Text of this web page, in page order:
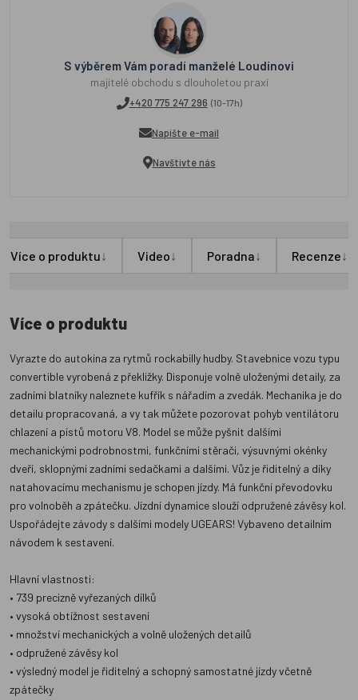
S výběrem Vám poradí manželé Loudínovi
majitelé obchodu s dlouholetou praxí
+420 775 247 296 (10-17h)
Napište e-mail
Navštivte nás
Více o produktu↓ Video↓ Poradna↓ Recenze↓
Více o produktu
Vyrazte do autokina za rytmů rockabilly hudby. Stavebnice vozu typu
convertible vyrobená z překližky. Disponuje volně uloženými detaily, za
zadními blatníky naleznete kufřík s nářadím a zvedák. Mechanika je do
detailu propracovaná, a vy tak můžete pozorovat pohyb ventilátoru
chlazení a pístů motoru V8. Model se může pyšnit dalšími
mechanickými podrobnostmi, funkčními stěrači, výsuvnými okénky
dveří, sklopnými zadními sedačkami a dalšími. Vůz je řiditelný a díky
natahovacímu mechanismu je schopen jízdy. Má funkční převodovku
pro volnoběh a zpátečku. Jízdní dynamice slouží odpružené závěsy kol.
Uspořádejte závody s dalšími modely UGEARS! Vybaveno detailním
návodem k sestavení.
Hlavní vlastnosti:
• 739 precizně vyřezaných dílků
• vysoká obtížnost sestavení
• množství mechanických a volně uložených detailů
• odpružené závěsy kol
• výsledný model je řiditelný a schopný samostatné jízdy včetně
zpátečky